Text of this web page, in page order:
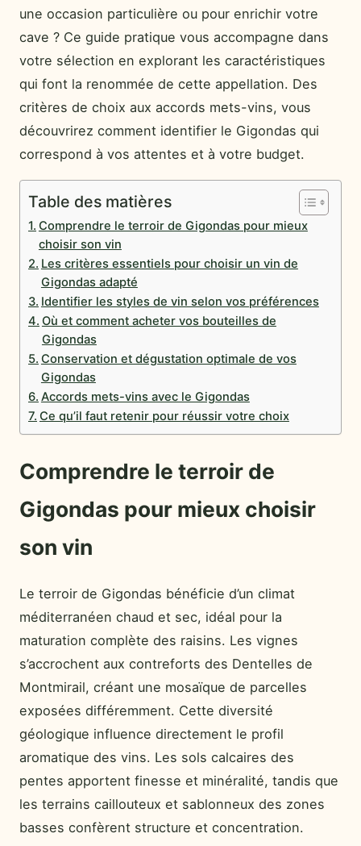
une occasion particulière ou pour enrichir votre
cave ? Ce guide pratique vous accompagne dans
votre sélection en explorant les caractéristiques
qui font la renommée de cette appellation. Des
critères de choix aux accords mets-vins, vous
découvrirez comment identifier le Gigondas qui
correspond à vos attentes et à votre budget.
Table des matières
Comprendre le terroir de Gigondas pour mieux
choisir son vin
Les critères essentiels pour choisir un vin de
Gigondas adapté
Identifier les styles de vin selon vos préférences
Où et comment acheter vos bouteilles de
Gigondas
Conservation et dégustation optimale de vos
Gigondas
Accords mets-vins avec le Gigondas
Ce qu’il faut retenir pour réussir votre choix
Comprendre le terroir de
Gigondas pour mieux choisir
son vin
Le terroir de Gigondas bénéficie d’un climat
méditerranéen chaud et sec, idéal pour la
maturation complète des raisins. Les vignes
s’accrochent aux contreforts des Dentelles de
Montmirail, créant une mosaïque de parcelles
exposées différemment. Cette diversité
géologique influence directement le profil
aromatique des vins. Les sols calcaires des
pentes apportent finesse et minéralité, tandis que
les terrains caillouteux et sablonneux des zones
basses confèrent structure et concentration.